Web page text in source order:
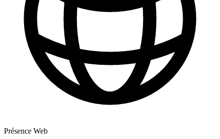
Présence Web